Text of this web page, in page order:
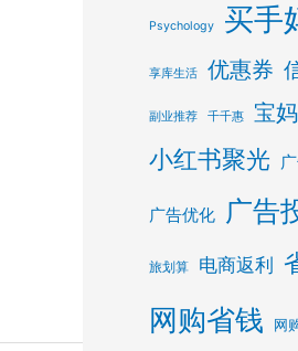
Psychology 买手
享库生活 优惠券
副业推荐 千千惠 宝
小红书聚光
广告优化 广告
旅划算 电商返利
网购省钱 网